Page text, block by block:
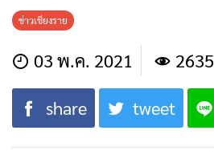
ข่าวเชียงราย
03 พ.ค. 2021 2635
share tweet